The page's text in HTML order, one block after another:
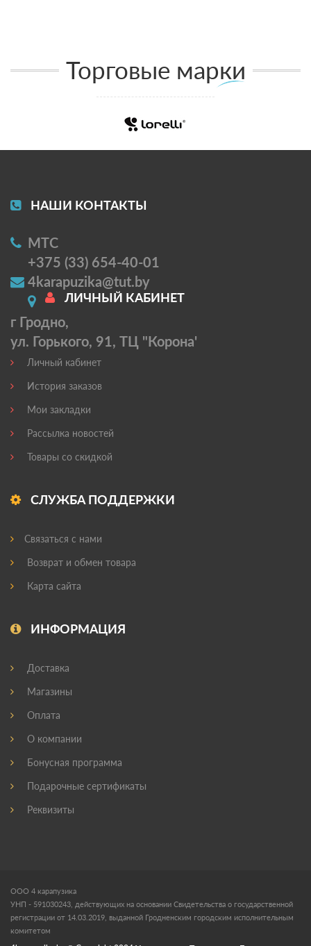
Торговые марки
НАШИ КОНТАКТЫ
МТС
+375 (33) 654-40-01
4karapuzika@tut.by
г Гродно,
ул. Горького, 91, ТЦ "Корона'
ЛИЧНЫЙ КАБИНЕТ
Личный кабинет
История заказов
Мои закладки
Рассылка новостей
Товары со скидкой
СЛУЖБА ПОДДЕРЖКИ
Связаться с нами
Возврат и обмен товара
Карта сайта
ИНФОРМАЦИЯ
Доставка
Магазины
Оплата
О компании
Бонусная программа
Подарочные сертификаты
Реквизиты
ООО 4 карапузика
УНП - 591030243, действующих на основании Свидетельства о государственной
регистрации от 14.03.2019, выданной Гродненским городским исполнительным
комитетом